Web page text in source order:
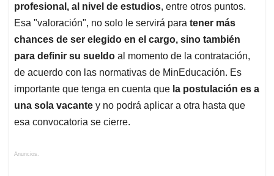
profesional, al nivel de estudios, entre otros puntos.
Esa "valoración", no solo le servirá para tener más
chances de ser elegido en el cargo, sino también
para definir su sueldo al momento de la contratación,
de acuerdo con las normativas de MinEducación. Es
importante que tenga en cuenta que la postulación es a
una sola vacante y no podrá aplicar a otra hasta que
esa convocatoria se cierre.
Anuncios.